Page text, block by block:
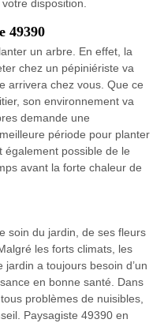
disposition.
49390
un arbre. En effet, la
chez un pépiniériste va
arrivera chez vous. Que ce
son environnement va
demande une
période pour planter
également possible de le
avant la forte chaleur de
soin du jardin, de ses fleurs
les forts climats, les
a toujours besoin d’un
en bonne santé. Dans
problèmes de nuisibles,
Paysagiste 49390 en